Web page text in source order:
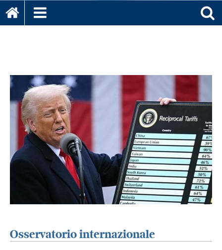
Osservatorio internazionale